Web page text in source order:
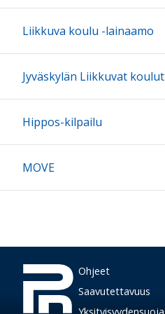
Liikkuva koulu -lainaamo
Jyväskylän Liikkuvat koulut
Hippos-kilpailu
MOVE
Ohjeet
Saavutettavuus